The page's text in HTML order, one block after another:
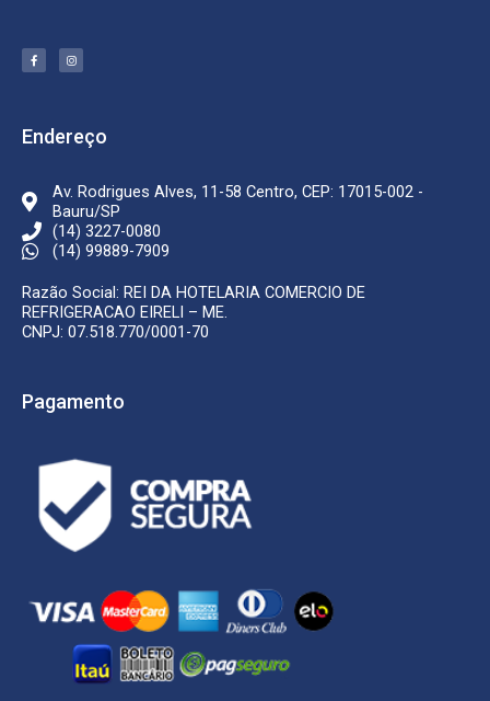
F
a
c
k
-
I
n
s
m
Endereço
Av. Rodrigues Alves, 11-58 Centro, CEP: 17015-002 -
Bauru/SP
(14) 3227-0080
(14) 99889-7909
Razão Social: REI DA HOTELARIA COMERCIO DE
REFRIGERACAO EIRELI – ME.
CNPJ: 07.518.770/0001-70
Pagamento